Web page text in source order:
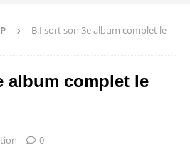
B.I sort son 3e album complet le
album complet le
0